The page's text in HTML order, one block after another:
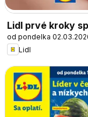
Lidl prvé kroky
od pondelka
Lidl